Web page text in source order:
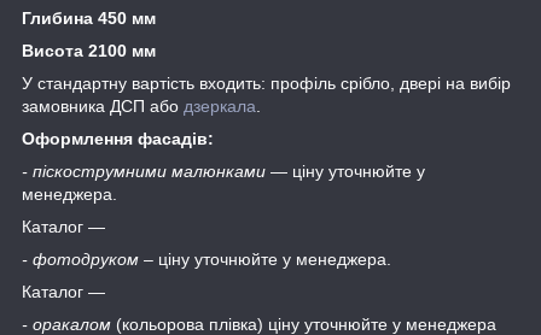
Глибина 450 мм
Висота 2100 мм
У стандартну вартість входить: профіль срібло, двері на вибір
замовника ДСП або дзеркала
Оформлення фасадів:
- піскострумними малюнками ― ціну уточнюйте у
менеджера.
Каталог ―
- фотодруком – ціну уточнюйте у менеджера.
Каталог ―
- оракалом (кольорова плівка) ціну уточнюйте у менеджера